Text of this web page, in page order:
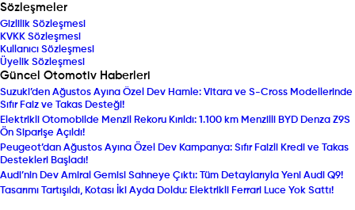
Sözleşmeler
Gizlilik Sözleşmesi
KVKK Sözleşmesi
Kullanıcı Sözleşmesi
Üyelik Sözleşmesi
Güncel Otomotiv Haberleri
Suzuki’den Ağustos Ayına Özel Dev Hamle: Vitara ve S-Cross Modellerinde
Sıfır Faiz ve Takas Desteği!
Elektrikli Otomobilde Menzil Rekoru Kırıldı: 1.100 km Menzilli BYD Denza Z9S
Ön Siparişe Açıldı!
Peugeot’dan Ağustos Ayına Özel Dev Kampanya: Sıfır Faizli Kredi ve Takas
Destekleri Başladı!
Audi’nin Dev Amiral Gemisi Sahneye Çıktı: Tüm Detaylarıyla Yeni Audi Q9!
Tasarımı Tartışıldı, Kotası İki Ayda Doldu: Elektrikli Ferrari Luce Yok Sattı!